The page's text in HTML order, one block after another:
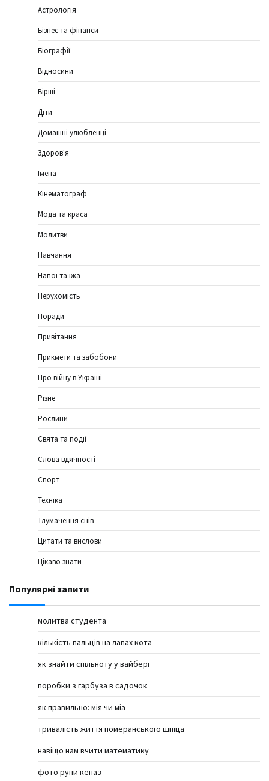
Астрологія
Бізнес та фінанси
Біографії
Відносини
Вірші
Діти
Домашні улюбленці
Здоров'я
Імена
Кінематограф
Мода та краса
Молитви
Навчання
Напої та їжа
Нерухомість
Поради
Привітання
Прикмети та забобони
Про війну в Україні
Різне
Рослини
Свята та події
Слова вдячності
Спорт
Техніка
Тлумачення снів
Цитати та вислови
Цікаво знати
Популярні запити
молитва студента
кількість пальців на лапах кота
як знайти спільноту у вайбері
поробки з гарбуза в садочок
як правильно: мія чи міа
тривалість життя померанського шпіца
навіщо нам вчити математику
фото руни кеназ